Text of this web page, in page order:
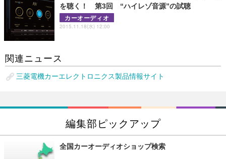
を聴く！ 第3回 “ハイレゾ音源”の試聴
カーオーディオ
2015.11.18(水) 12:00
関連ニュース
三菱電機カーエレクトロニクス製品情報サイト
編集部ピックアップ
全国カーオーディオショップ検索